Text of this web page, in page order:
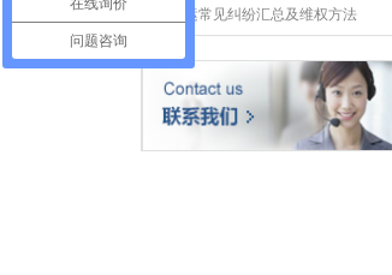
轿车托运常见纠纷汇总及维权方法
在线询价
问题咨询